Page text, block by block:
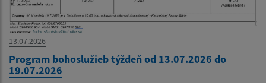
13.07.2026
Program bohoslužieb týždeň od 13.07.2026 do
19.07.2026